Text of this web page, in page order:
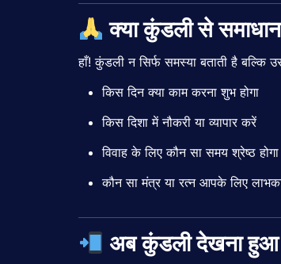
क्याकुंडलीसे
हाँ!कुंडलीनसिर्फसमस्याबतातीहैबल्कि
किसदिनक्याकामकरनाशुभहोगा
किसदिशामेंनौकरीयाव्यापारकरें
विवाहकेलिएकौनसासमयश्रेष्ठहोगा
कौनसामंत्रयारत्न आपकेलिए
अबकुंडलीदेखनाहुआ